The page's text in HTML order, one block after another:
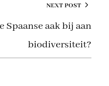
NEXT POST
Spaanse aak bij aan
biodiversiteit?